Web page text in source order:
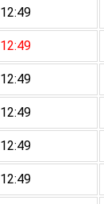
12:49
12:49
12:49
12:49
12:49
12:49